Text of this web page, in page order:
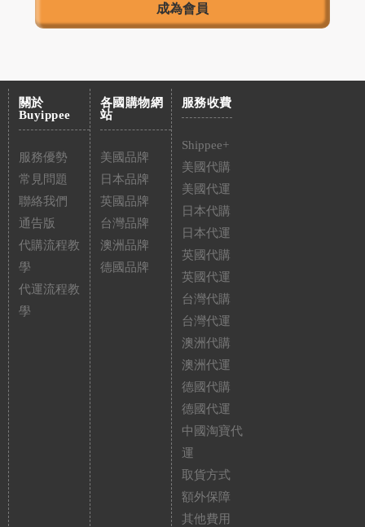
成為會員
關於
Buyippee
服務優勢
常見問題
聯絡我們
通告版
代購流程教
學
代運流程教
學
各國購物網
站
美國品牌
日本品牌
英國品牌
台灣品牌
澳洲品牌
德國品牌
服務收費
Shippee+
美國代購
美國代運
日本代購
日本代運
英國代購
英國代運
台灣代購
台灣代運
澳洲代購
澳洲代運
德國代購
德國代運
中國淘寶代
運
取貨方式
額外保障
其他費用